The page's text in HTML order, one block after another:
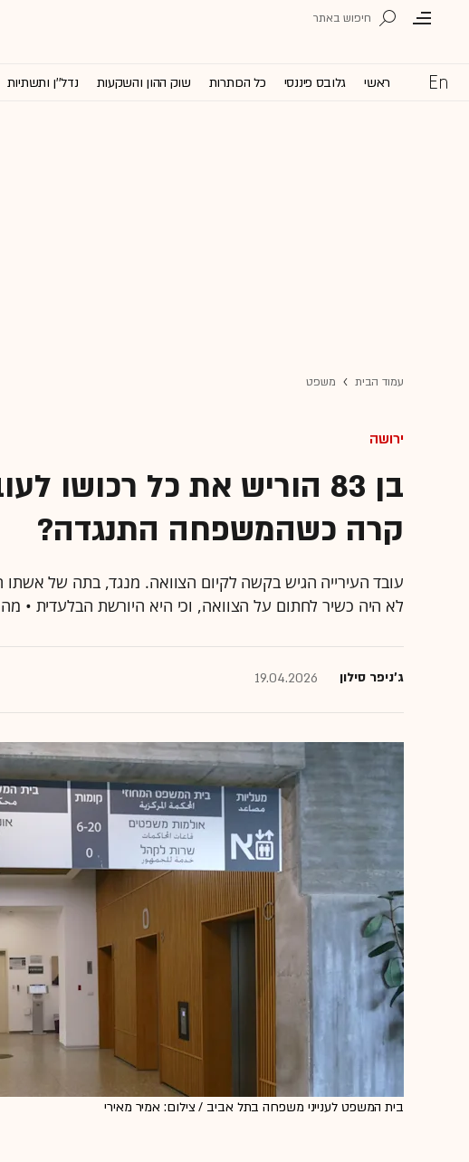
ראשי גלובס פיננסי כל הכותרות שוק ההון והשקעות נדל''ן ותשתיות
עמוד הבית משפט
ירושה
בן 83 הוריש את כל רכושו
קרה כשהמשפחה התנגדה?
עובד העירייה הגיש בקשה לקיום הצוואה. מנגד, בתה של
לא היה כשיר לחתום על הצוואה, וכי היא היורשת הבלעדית •
ג'ניפר סילון 19.04.2026
בית המשפט לענייני משפחה בתל אביב / צילום: אמיר מאירי